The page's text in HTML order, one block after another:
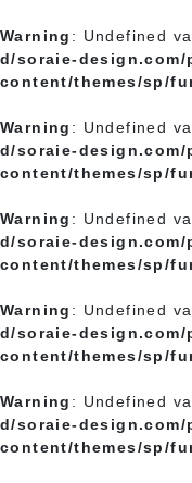
Warning : Undefined
d/soraie-
content/themes/sp/
Warning : Undefined
d/soraie-
content/themes/sp/
Warning : Undefined
d/soraie-
content/themes/sp/
Warning : Undefined
d/soraie-
content/themes/sp/
Warning : Undefined
d/soraie-
content/themes/sp/